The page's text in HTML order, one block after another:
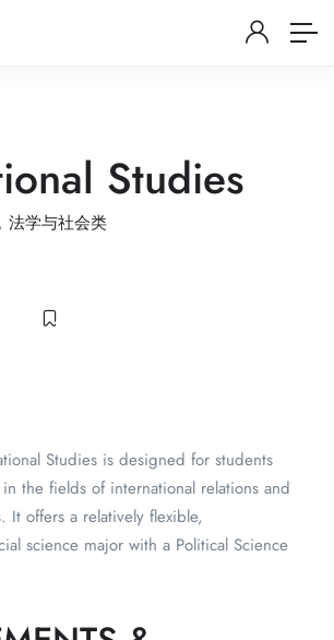
Studies
, 法学与社会类
Studies is designed for students
the fields of international relations and
It offers a relatively flexible,
science major with a Political Science